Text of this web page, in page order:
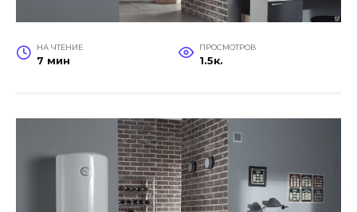
НА ЧТЕНИЕ
7 мин
ПРОСМОТРОВ
1.5к.